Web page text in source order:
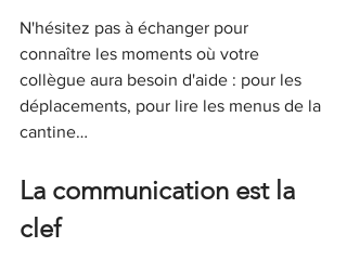
N'hésitez pas à échanger pour
connaître les moments où votre
collègue aura besoin d'aide : pour les
déplacements, pour lire les menus de la
cantine…
La communication est la
clef